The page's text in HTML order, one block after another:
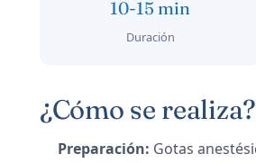
10-15 min
Duración
¿Cómo se realiza?
Preparación: Gotas